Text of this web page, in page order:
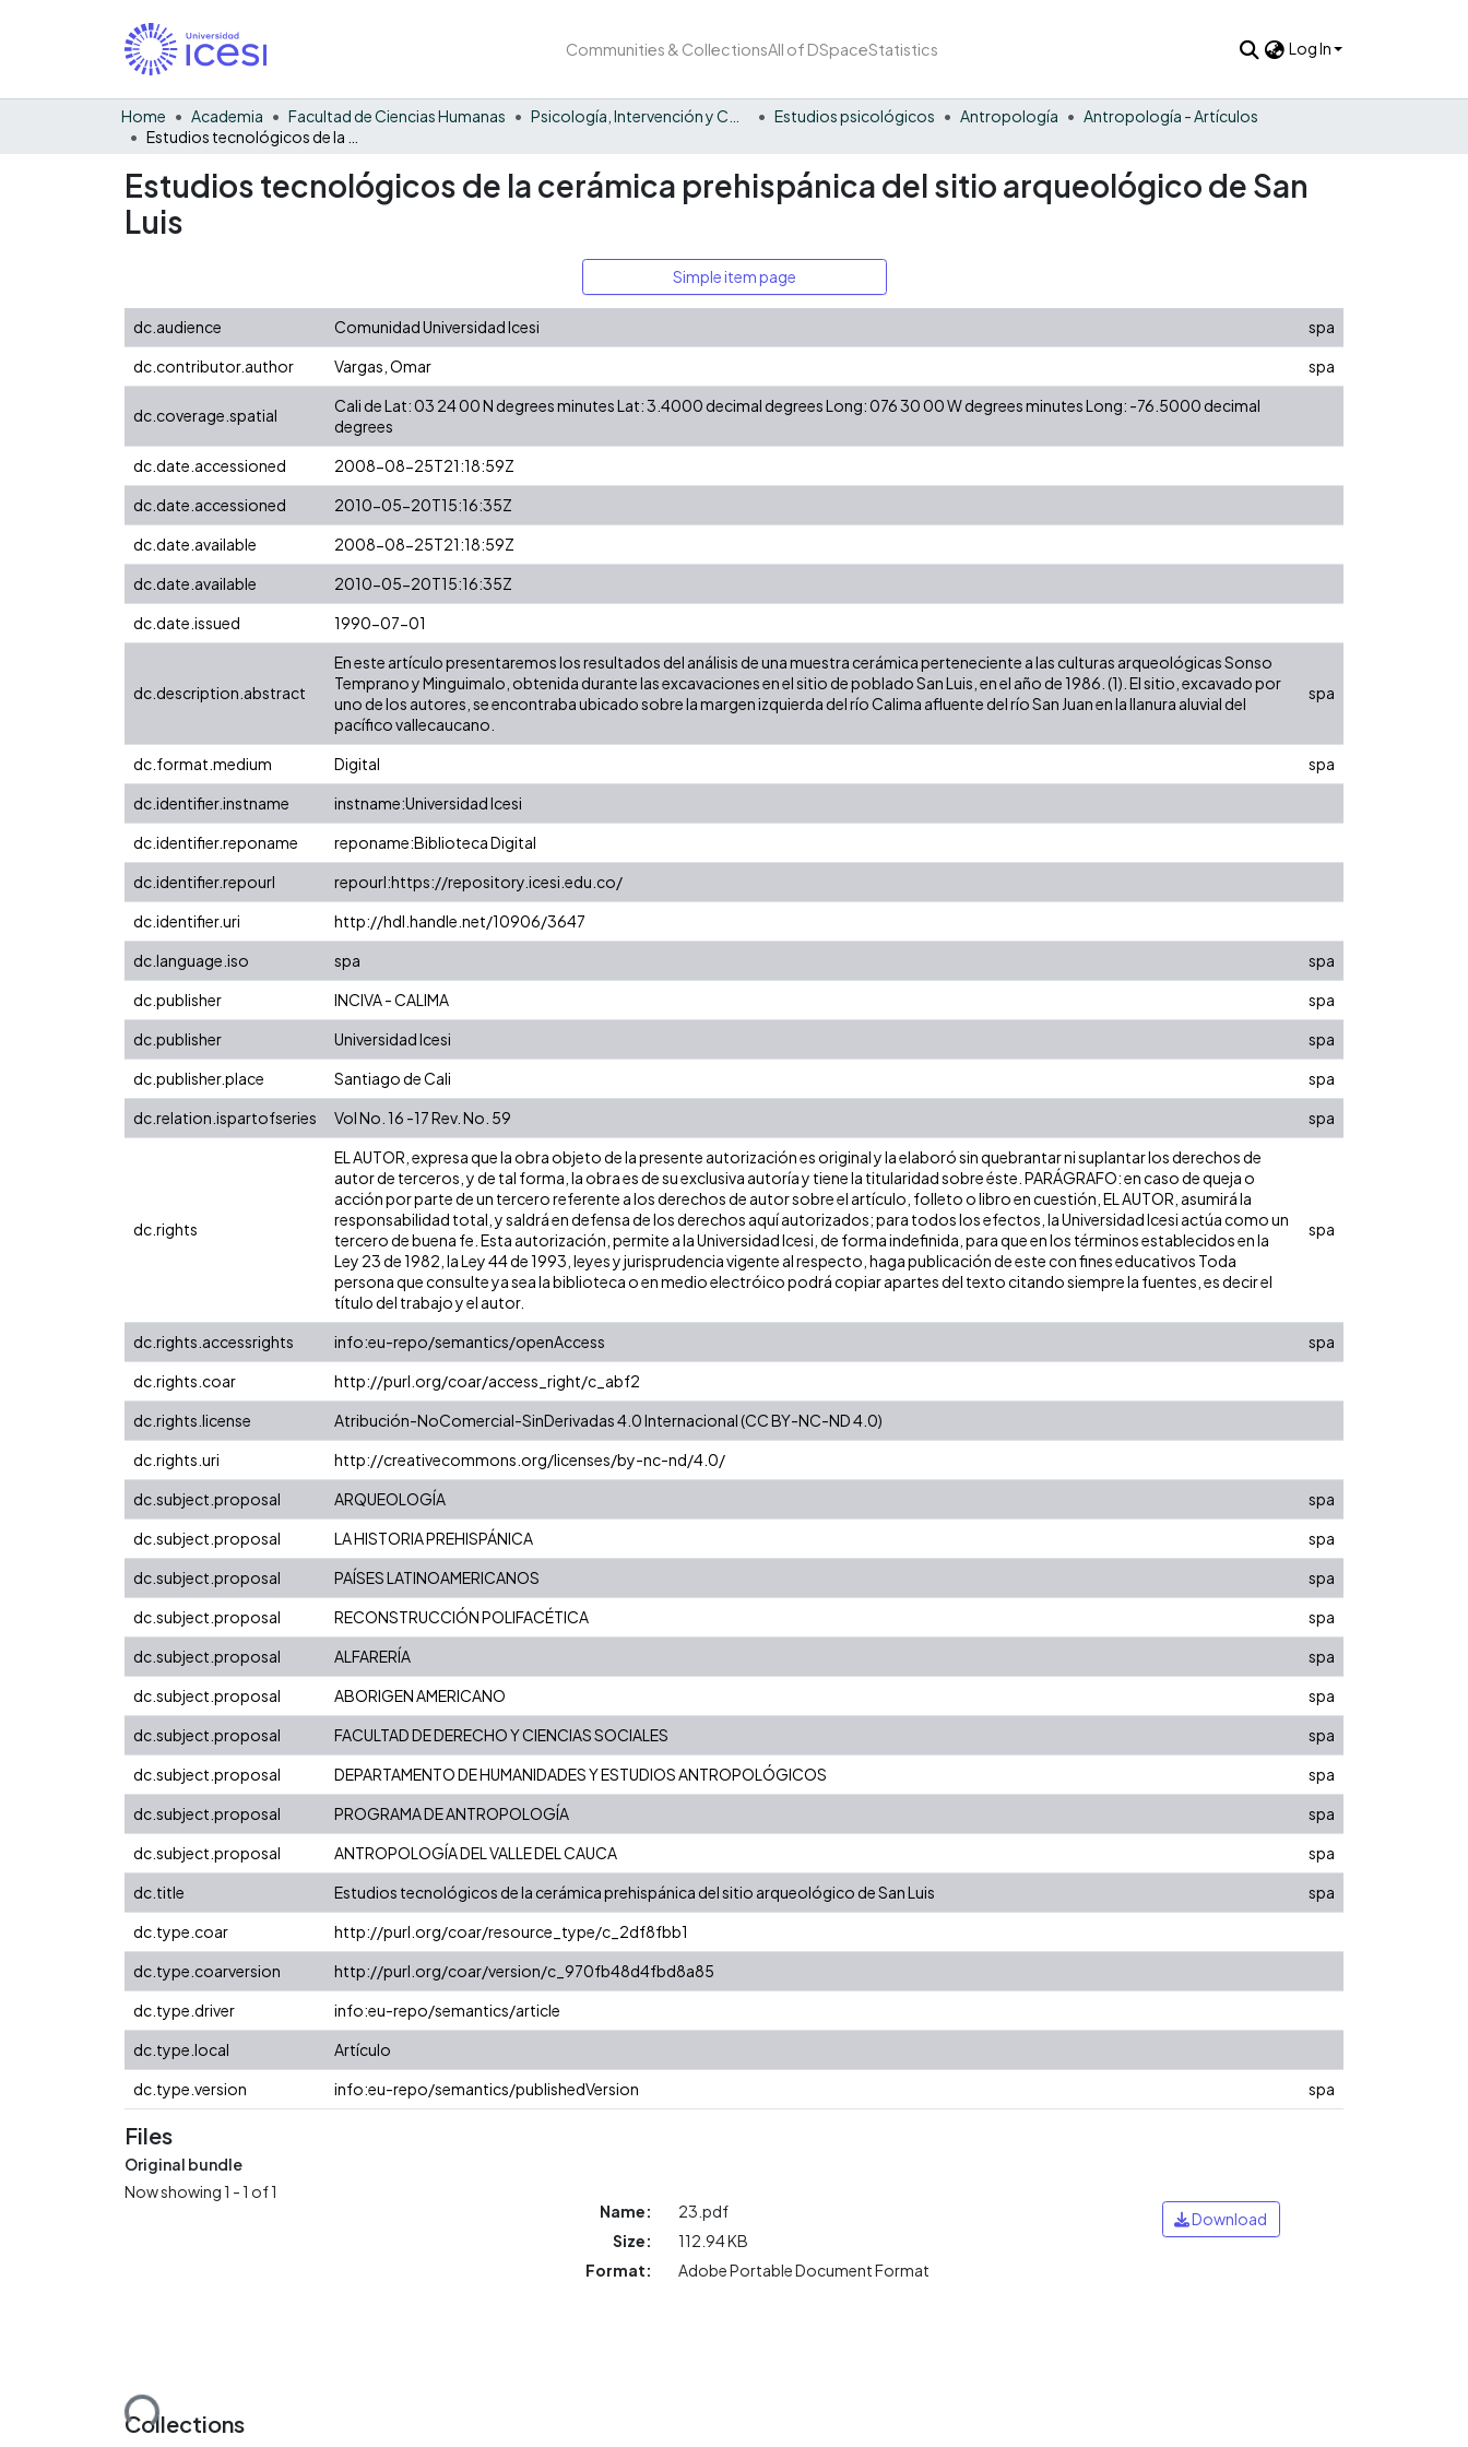
Communities & CollectionsAll of DSpaceStatistics Log In
Home Academia Facultad de Ciencias Humanas Estudios psicológicos Antropología
Antropología - Artículos
Estudios tecnológicos de la cerámica prehispánica del sitio arqueológico de San
Luis
Simple item page
dc.audience Comunidad Universidad Icesi
spa
dc.contributor.author
Vargas, Omar spa
dc.coverage.spatial
Cali de Lat: 03 24 00 N degrees minutes Lat: 3.4000 decimal degrees Long: 076 30 00 W degrees minutes Long: -76.5000 decimal
degrees
dc.date.accessioned
2008-08-25T21:18:59Z
dc.date.accessioned
2010-05-20T15:16:35Z
dc.date.available
2008-08-25T21:18:59Z
dc.date.available
2010-05-20T15:16:35Z
dc.date.issued
1990-07-01
dc.description.abstract
En este artículo presentaremos los resultados del análisis de una muestra cerámica perteneciente a las culturas arqueológicas Sonso
Temprano y Minguimalo, obtenida durante las excavaciones en el sitio de poblado San Luis, en el año de 1986. (1). El sitio, excavado por
uno de los autores, se encontraba ubicado sobre la margen izquierda del río Calima afluente del río San Juan en la llanura aluvial del
pacífico vallecaucano.
spa
dc.format.medium Digital
spa
dc.identifier.instname
instname:Universidad Icesi
dc.identifier.reponame
reponame:Biblioteca Digital
dc.identifier.repourl
repourl:https://repository.icesi.edu.co/
dc.identifier.uri
http://hdl.handle.net/10906/3647
dc.language.iso
spa
spa
dc.publisher
INCIVA - CALIMA
spa
dc.publisher
Universidad Icesi
spa
dc.publisher.place
Santiago de Cali
spa
dc.relation.ispartofseries
Vol No. 16 -17 Rev. No. 59 spa
dc.rights
EL AUTOR, expresa que la obra objeto de la presente autorización es original y la elaboró sin quebrantar ni suplantar los derechos de
autor de terceros, y de tal forma, la obra es de su exclusiva autoría y tiene la titularidad sobre éste. PARÁGRAFO: en caso de queja o
acción por parte de un tercero referente a los derechos de autor sobre el artículo, folleto o libro en cuestión, EL AUTOR, asumirá la
responsabilidad total, y saldrá en defensa de los derechos aquí autorizados; para todos los efectos, la Universidad Icesi actúa como un
tercero de buena fe. Esta autorización, permite a la Universidad Icesi, de forma indefinida, para que en los términos establecidos en la
Ley 23 de 1982, la Ley 44 de 1993, leyes y jurisprudencia vigente al respecto, haga publicación de este con fines educativos Toda
persona que consulte ya sea la biblioteca o en medio electróico podrá copiar apartes del texto citando siempre la fuentes, es decir el
título del trabajo y el autor.
spa
dc.rights.accessrights info:eu-repo/semantics/openAccess
spa
dc.rights.coar
http://purl.org/coar/access_right/c_abf2
dc.rights.license
Atribución-NoComercial-SinDerivadas 4.0 Internacional (CC BY-NC-ND 4.0)
dc.rights.uri
http://creativecommons.org/licenses/by-nc-nd/4.0/
dc.subject.proposal
ARQUEOLOGÍA
spa
dc.subject.proposal
LA HISTORIA PREHISPÁNICA
spa
dc.subject.proposal
PAÍSES LATINOAMERICANOS
spa
dc.subject.proposal
RECONSTRUCCIÓN POLIFACÉTICA
spa
dc.subject.proposal
ALFARERÍA
spa
dc.subject.proposal
ABORIGEN AMERICANO
spa
dc.subject.proposal
FACULTAD DE DERECHO Y CIENCIAS SOCIALES
spa
dc.subject.proposal
DEPARTAMENTO DE HUMANIDADES Y ESTUDIOS ANTROPOLÓGICOS
spa
dc.subject.proposal
PROGRAMA DE ANTROPOLOGÍA
spa
dc.subject.proposal
ANTROPOLOGÍA DEL VALLE DEL CAUCA
spa
dc.title
Estudios tecnológicos de la cerámica prehispánica del sitio arqueológico de San Luis
spa
dc.type.coar
http://purl.org/coar/resource_type/c_2df8fbb1
dc.type.coarversion
http://purl.org/coar/version/c_970fb48d4fbd8a85
dc.type.driver
info:eu-repo/semantics/article
dc.type.local
Artículo
dc.type.version
info:eu-repo/semantics/publishedVersion spa
Files
Original bundle
Now showing1 - 1 of 1
Loading...
Name:
23.pdf
Size:
112.94 KB
Format:
Adobe Portable Document Format
Download
Collections